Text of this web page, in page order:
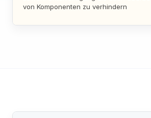
von Komponenten zu verhindern